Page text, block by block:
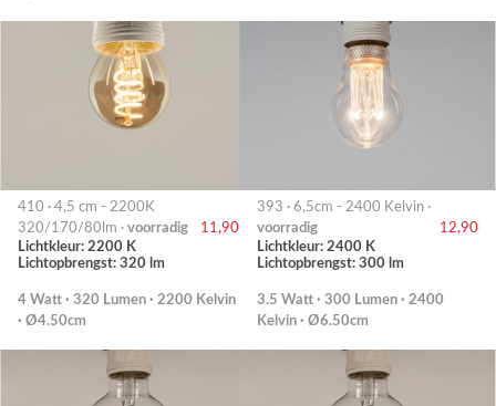
410 · 4,5 cm - 2200K
320/170/80lm · voorradig
11,90
Lichtkleur: 2200 K
Lichtopbrengst: 320 lm
4 Watt · 320 Lumen · 2200 Kelvin
· Ø4.50cm
393 · 6,5cm - 2400 Kelvin ·
voorradig
12,90
Lichtkleur: 2400 K
Lichtopbrengst: 300 lm
3.5 Watt · 300 Lumen · 2400
Kelvin · Ø6.50cm